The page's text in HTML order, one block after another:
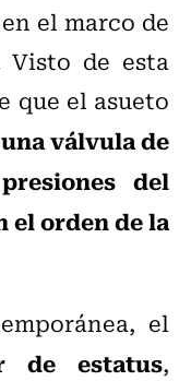
el marco de
Visto de esta
que el asueto
válvula de
del
el orden de la
el
de estatus,